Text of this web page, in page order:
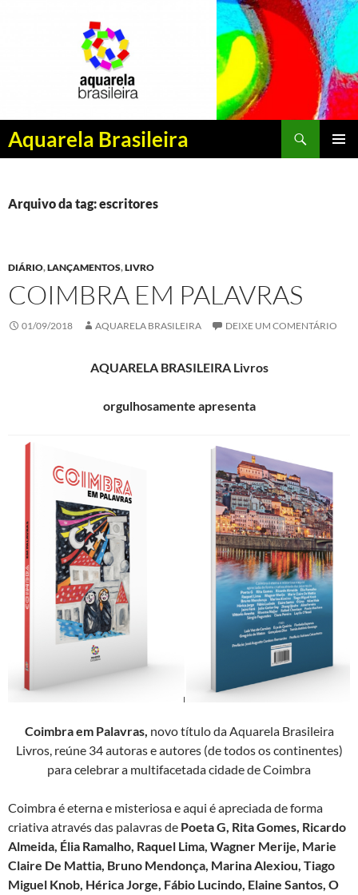
Aquarela Brasileira
Pesquisar
PULAR
CONTEÚDO
Arquivo da tag: escritores
DIÁRIO,LANÇAMENTOS,LIVRO
COIMBRA EM PALAVRAS
01/09/2018 AQUARELA BRASILEIRA DEIXE UM COMENTÁRIO
AQUARELA BRASILEIRA Livros
orgulhosamente apresenta
Coimbra em Palavras, novo título da Aquarela Brasileira
Livros, reúne 34 autoras e autores (de todos os continentes)
para celebrar a multifacetada cidade de Coimbra
Coimbra é eterna e misteriosa e aqui é apreciada de forma
criativa através das palavras de Poeta G, Rita Gomes, Ricardo
Almeida, Élia Ramalho, Raquel Lima, Wagner Merije, Marie
Claire De Mattia, Bruno Mendonça, Marina Alexiou, Tiago
Miguel Knob, Hérica Jorge, Fábio Lucindo, Elaine Santos, O